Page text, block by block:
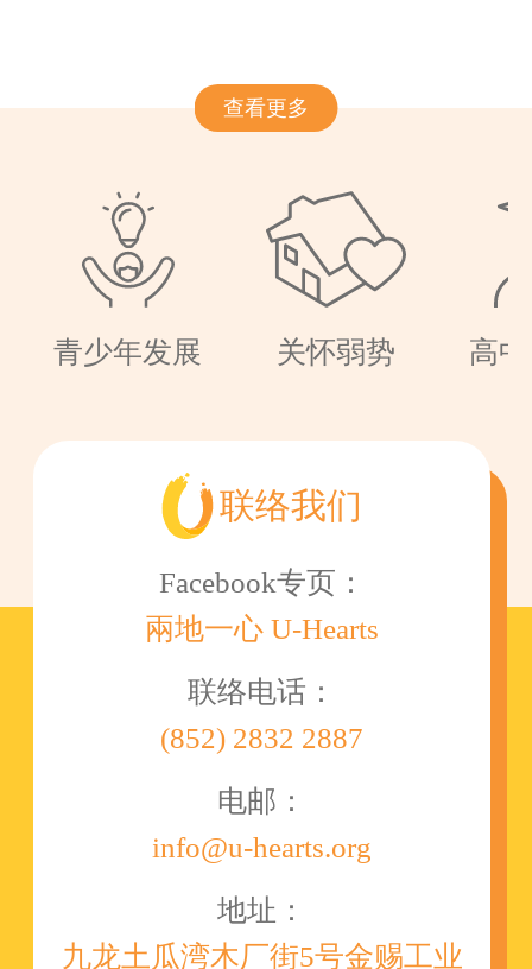
查看更多
青少年发展 关怀弱势 高
联络我们
Facebook专页：
兩地一心 U-Hearts
联络电话：
(852) 2832 2887
电邮：
info@u-hearts.org
地址：
九龙土瓜湾木厂街5号金赐工业